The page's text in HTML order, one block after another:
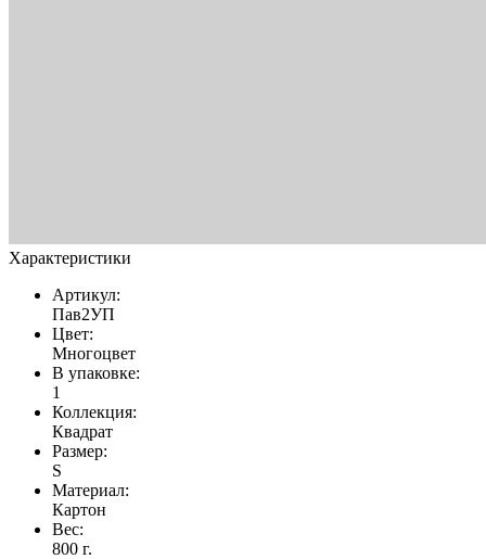
Характеристики
Артикул:
Пав2УП
Цвет:
Многоцвет
В упаковке:
1
Коллекция:
Квадрат
Размер:
S
Материал:
Картон
Вес:
800 г.